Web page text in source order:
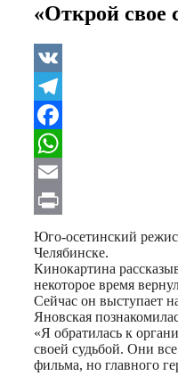
«Открой свое
VK
Telegram
Facebook
WhatsApp
Email
Print
Юго-осетинский
Челябинске.
Кинокартина
некоторое время
Сейчас он выступает
Яновская
«Я обратилась к
своей судьбой. Они
фильма, но главного